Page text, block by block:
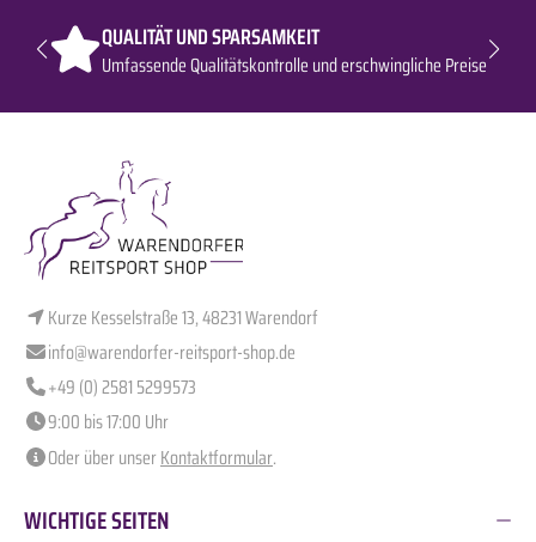
QUALITÄT UND SPARSAMKEIT
Umfassende Qualitätskontrolle und erschwingliche Preise
Kurze Kesselstraße 13, 48231 Warendorf
info@warendorfer-reitsport-shop.de
+49 (0) 2581 5299573
9:00 bis 17:00 Uhr
Oder über unserKontaktformular.
WICHTIGE SEITEN